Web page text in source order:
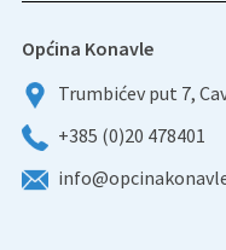
Općina Konavle
Trumbićev put 7,
+385 (0)20 478401